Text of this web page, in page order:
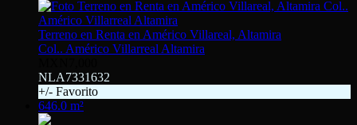
Terreno en Renta en Américo Villareal, Altamira
Col.. Américo Villarreal Altamira
NLA7331632
+/- Favorito
646.0 m²